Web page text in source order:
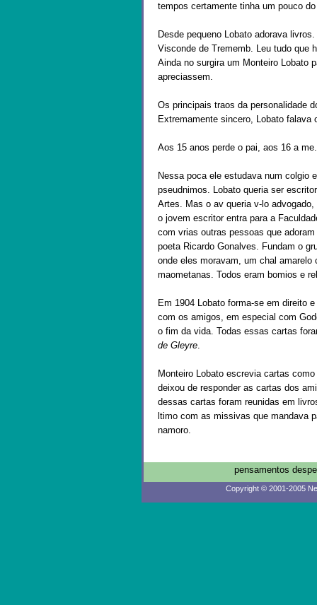
tempos certamente tinha um pouco
Desde pequeno Lobato adorava
Visconde de Trememb. Leu tudo que
Ainda no surgira um Monteiro Lobato
apreciassem.
Os principais traos da personalidade
Extremamente sincero, Lobato falava
Aos 15 anos perde o pai, aos 16 a me.
Nessa poca ele estudava num colgio
pseudnimos. Lobato queria ser
Artes. Mas o av queria v-lo
o jovem escritor entra para a
com vrias outras pessoas que
poeta Ricardo Gonalves. Fundam o
onde eles moravam, um chal
maometanas. Todos eram bomios e
Em 1904 Lobato forma-se em direito
com os amigos, em especial com
o fim da vida. Todas essas cartas
de Gleyre.
Monteiro Lobato escrevia cartas
deixou de responder as cartas dos
dessas cartas foram reunidas em
ltimo com as missivas que mandava
namoro.
pensamentos
Copyright © 2001-2005